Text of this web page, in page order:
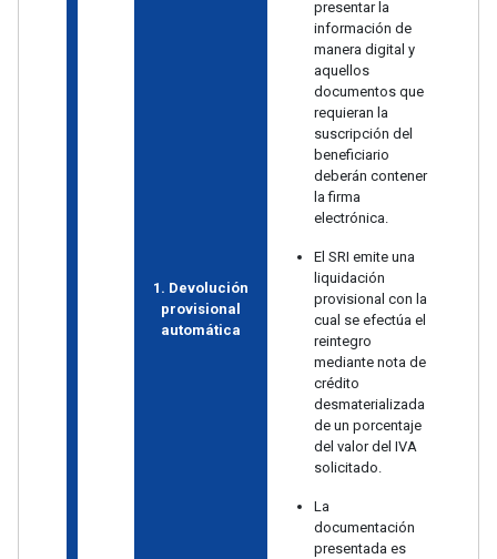
1. Devolución
provisional
automática
presentar la
información de
manera digital y
aquellos
documentos que
requieran la
suscripción del
beneficiario
deberán contener
la firma
electrónica.
El SRI emite una
liquidación
provisional con la
cual se efectúa el
reintegro
mediante nota de
crédito
desmaterializada
de un porcentaje
del valor del IVA
solicitado.
La
documentación
presentada es